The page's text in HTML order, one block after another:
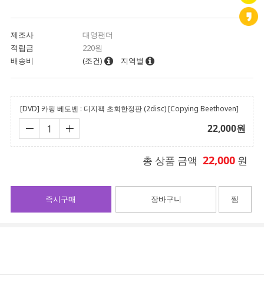
제조사
대영팬더
적립금
220원
배송비
(조건) 지역별
[DVD] 카핑 베토벤 : 디지팩 초회한정판 (2disc) [Copying Beethoven]
22,000원
총 상품 금액 22,000 원
장바구니
즉시구매 찜